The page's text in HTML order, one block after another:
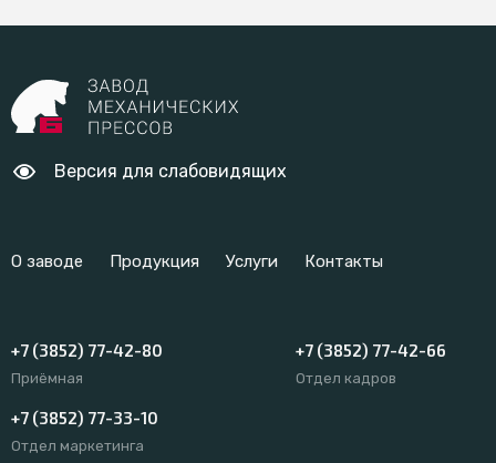
Версия для слабовидящих
О заводе Продукция Услуги Контакты
+7 (3852) 77-42-80
Приёмная
+7 (3852) 77-33-10
Отдел маркетинга
+7 (3852) 77-42-66
Отдел кадров